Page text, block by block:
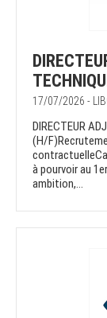
17/07/2026 -
DIRECTEUR
(H/
à pourvoir au
ambition,...